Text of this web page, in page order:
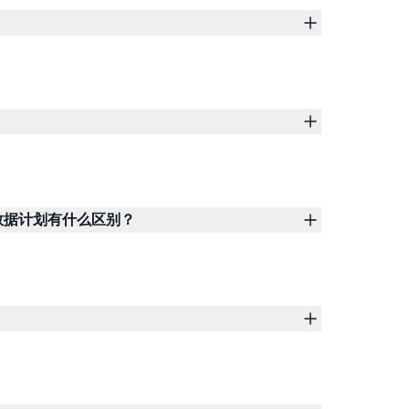
计划有什么区别？